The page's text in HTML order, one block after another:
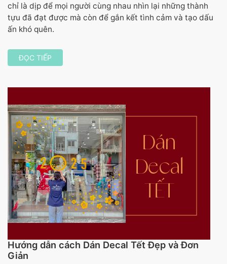
chỉ là dịp để mọi người cùng nhau nhìn lại những thành
tựu đã đạt được mà còn để gắn kết tình cảm và tạo dấu
ấn khó quên.
ĐỌC TIẾP
Hướng dẫn cách Dán Decal Tết Đẹp và Đơn
Giản